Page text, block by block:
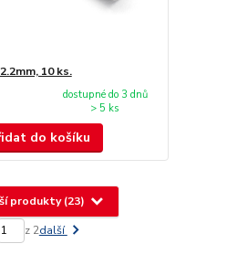
10 ks.
dostupné do 3 dnů
> 5 ks
do košíku
produkty (23)
z 2další